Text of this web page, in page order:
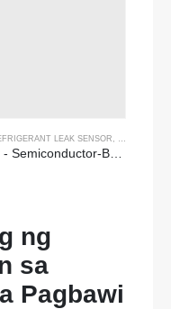
LEAK SENSOR
ng
sa
Pagbawi